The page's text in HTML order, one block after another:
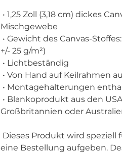
Mischgewebe
+/- 25 g/m²)
• Lichtbeständig
• Von Hand auf Keilrahmen
• Montagehalterungen
Großbritannien oder
eine Bestellung aufgeben.